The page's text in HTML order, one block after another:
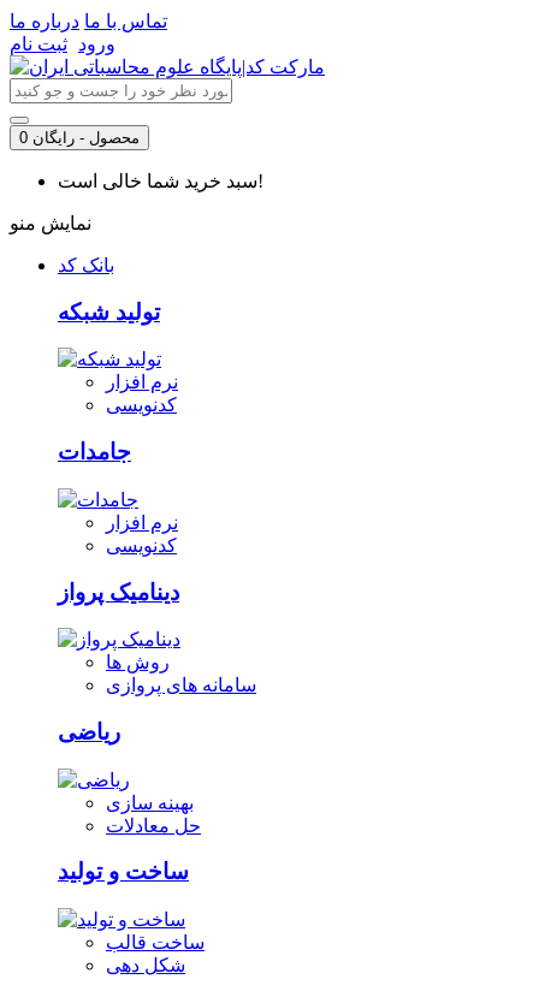
تماس با ما درباره ما
ورود ثبت نام
0 محصول - رایگان
سبد خرید شما خالی است!
نمایش منو
بانک کد
تولید شبکه
نرم افزار
کدنویسی
جامدات
نرم افزار
کدنویسی
دینامیک پرواز
روش ها
سامانه های پروازی
ریاضی
بهینه سازی
حل معادلات
ساخت و تولید
ساخت قالب
شکل دهی